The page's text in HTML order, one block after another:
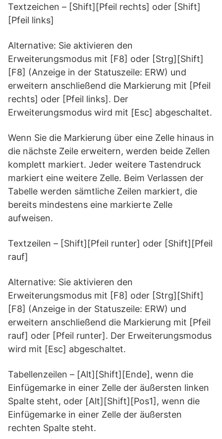
Textzeichen – [Shift][Pfeil rechts] oder [Shift]
[Pfeil links]
Alternative: Sie aktivieren den
Erweiterungsmodus mit [F8] oder [Strg][Shift]
[F8] (Anzeige in der Statuszeile: ERW) und
erweitern anschließend die Markierung mit [Pfeil
rechts] oder [Pfeil links]. Der
Erweiterungsmodus wird mit [Esc] abgeschaltet.
Wenn Sie die Markierung über eine Zelle hinaus in
die nächste Zeile erweitern, werden beide Zellen
komplett markiert. Jeder weitere Tastendruck
markiert eine weitere Zelle. Beim Verlassen der
Tabelle werden sämtliche Zeilen markiert, die
bereits mindestens eine markierte Zelle
aufweisen.
Textzeilen – [Shift][Pfeil runter] oder [Shift][Pfeil
rauf]
Alternative: Sie aktivieren den
Erweiterungsmodus mit [F8] oder [Strg][Shift]
[F8] (Anzeige in der Statuszeile: ERW) und
erweitern anschließend die Markierung mit [Pfeil
rauf] oder [Pfeil runter]. Der Erweiterungsmodus
wird mit [Esc] abgeschaltet.
Tabellenzeilen – [Alt][Shift][Ende], wenn die
Einfügemarke in einer Zelle der äußersten linken
Spalte steht, oder [Alt][Shift][Pos1], wenn die
Einfügemarke in einer Zelle der äußersten
rechten Spalte steht.